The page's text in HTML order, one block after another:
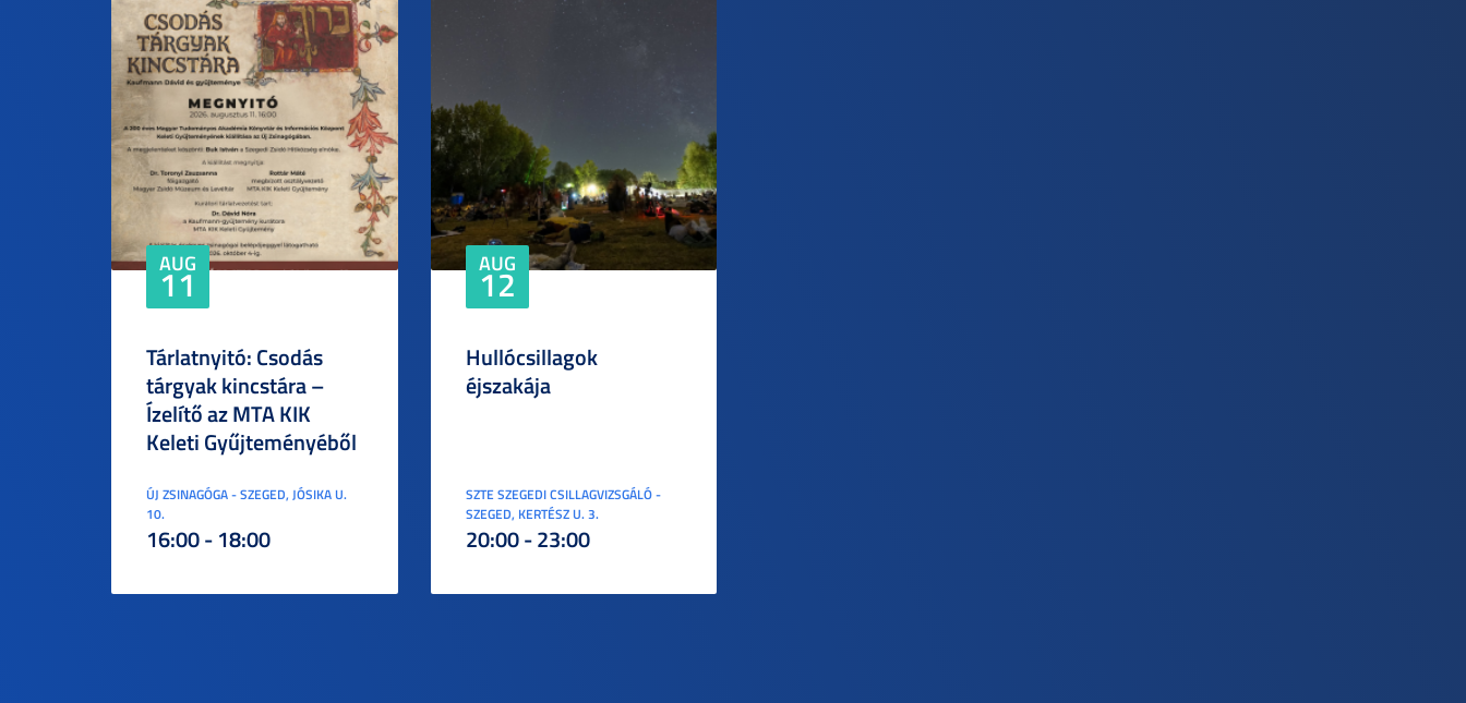
AUG
11
Tárlatnyitó: Csodás
tárgyak kincstára –
Ízelítő az MTA KIK
Keleti Gyűjteményéből
ÚJ ZSINAGÓGA - SZEGED, JÓSIKA U.
10.
16:00 - 18:00
AUG
12
Hullócsillagok
éjszakája
SZTE SZEGEDI CSILLAGVIZSGÁLÓ -
SZEGED, KERTÉSZ U. 3.
20:00 - 23:00